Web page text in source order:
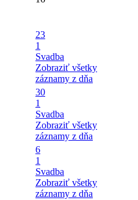
23
1
Svadba
Zobraziť všetky
záznamy z dňa
30
1
Svadba
Zobraziť všetky
záznamy z dňa
6
1
Svadba
Zobraziť všetky
záznamy z dňa